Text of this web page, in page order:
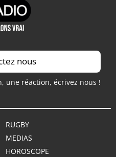
nous
une réaction, écrivez nous !
RUGBY
MEDIAS
HOROSCOPE